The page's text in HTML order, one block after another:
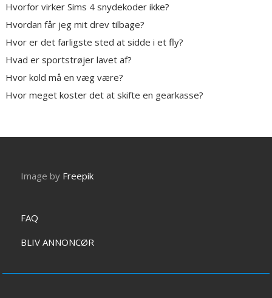
Hvorfor virker Sims 4 snydekoder ikke?
Hvordan får jeg mit drev tilbage?
Hvor er det farligste sted at sidde i et fly?
Hvad er sportstrøjer lavet af?
Hvor kold må en væg være?
Hvor meget koster det at skifte en gearkasse?
Image by Freepik
FAQ
BLIV ANNONCØR